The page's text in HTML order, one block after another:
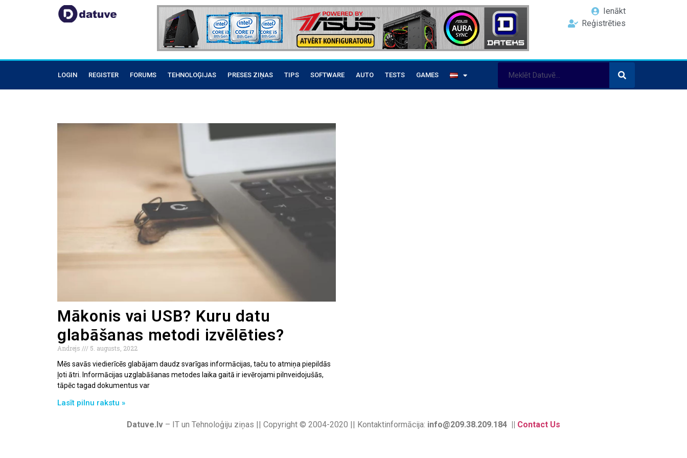
Ienākt
Reģistrēties
LOGIN REGISTER FORUMS TEHNOLOĢIJAS PRESES ZIŅAS TIPS SOFTWARE AUTO TESTS GAMES
Mākonis vai USB? Kuru datu
glabāšanas metodi izvēlēties?
Andrejs
5. augusts, 2022
Mēs savās viedierīcēs glabājam daudz svarīgas informācijas, taču to atmiņa piepildās
ļoti ātri. Informācijas uzglabāšanas metodes laika gaitā ir ievērojami pilnveidojušās,
tāpēc tagad dokumentus var
Lasīt pilnu rakstu »
Datuve.lv – IT un Tehnoloģiju ziņas || Copyright © 2004-2020 || Kontaktinformācija: info@209.38.209.184 || Contact Us